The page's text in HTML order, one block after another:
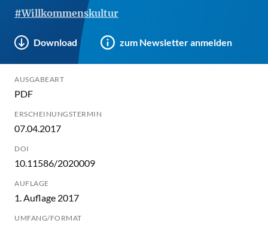
#Willkommenskultur
Download zum Newsletter anmelden
AUSGABEART
PDF
ERSCHEINUNGSTERMIN
07.04.2017
DOI
10.11586/2020009
AUFLAGE
1. Auflage 2017
UMFANG/FORMAT